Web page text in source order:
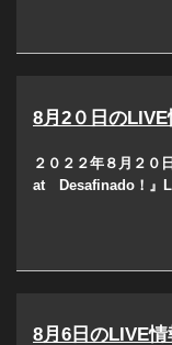
8月2０日の
２０２２年８月２
at Desafinado！』
8月6日のLIVE